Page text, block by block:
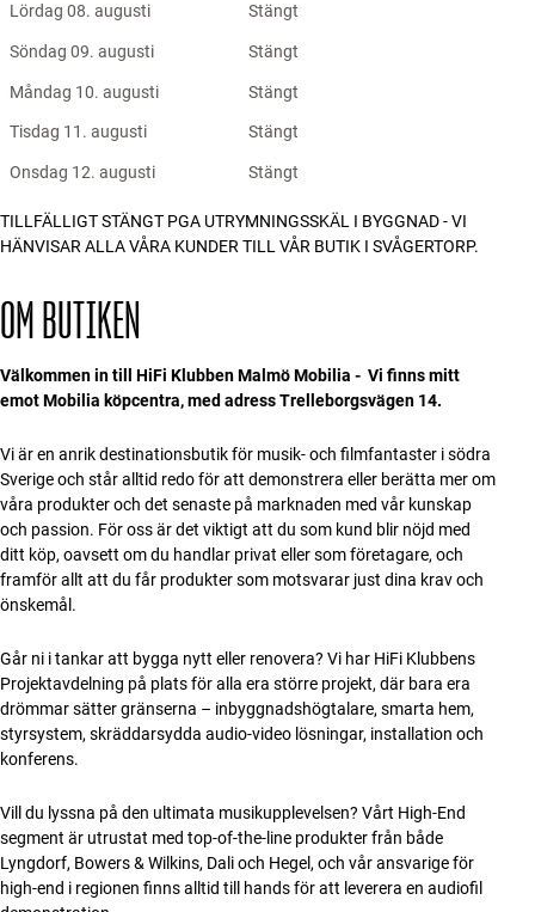
Lördag 08. augusti Stängt
Söndag 09. augusti Stängt
Måndag 10. augusti Stängt
Tisdag 11. augusti Stängt
Onsdag 12. augusti Stängt
TILLFÄLLIGT STÄNGT PGA UTRYMNINGSSKÄL I BYGGNAD - VI
HÄNVISAR ALLA VÅRA KUNDER TILL VÅR BUTIK I SVÅGERTORP.
OM BUTIKEN
Välkommen in till HiFi Klubben Malmö Mobilia - Vi finns mitt
emot Mobilia köpcentra, med adress Trelleborgsvägen 14.
Vi är en anrik destinationsbutik för musik- och filmfantaster i södra
Sverige och står alltid redo för att demonstrera eller berätta mer om
våra produkter och det senaste på marknaden med vår kunskap
och passion. För oss är det viktigt att du som kund blir nöjd med
ditt köp, oavsett om du handlar privat eller som företagare, och
framför allt att du får produkter som motsvarar just dina krav och
önskemål.
Går ni i tankar att bygga nytt eller renovera? Vi har HiFi Klubbens
Projektavdelning på plats för alla era större projekt, där bara era
drömmar sätter gränserna – inbyggnadshögtalare, smarta hem,
styrsystem, skräddarsydda audio-video lösningar, installation och
konferens.
Vill du lyssna på den ultimata musikupplevelsen? Vårt High-End
segment är utrustat med top-of-the-line produkter från både
Lyngdorf, Bowers & Wilkins, Dali och Hegel, och vår ansvarige för
high-end i regionen finns alltid till hands för att leverera en audiofil